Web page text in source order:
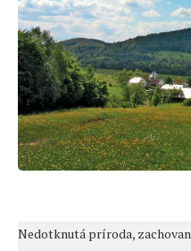
Nedotknutá príroda,